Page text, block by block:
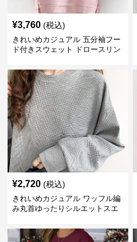
¥3,760 (税込)
きれいめカジュアル 五分袖フー
ド付きスウェット ドロースリン
¥2,720 (税込)
きれいめカジュアル ワッフル編
み丸首ゆったりシルエットスエ